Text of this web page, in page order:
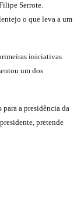
Serrote.
o que leva a um
iniciativas
um dos
a presidência da
pretende